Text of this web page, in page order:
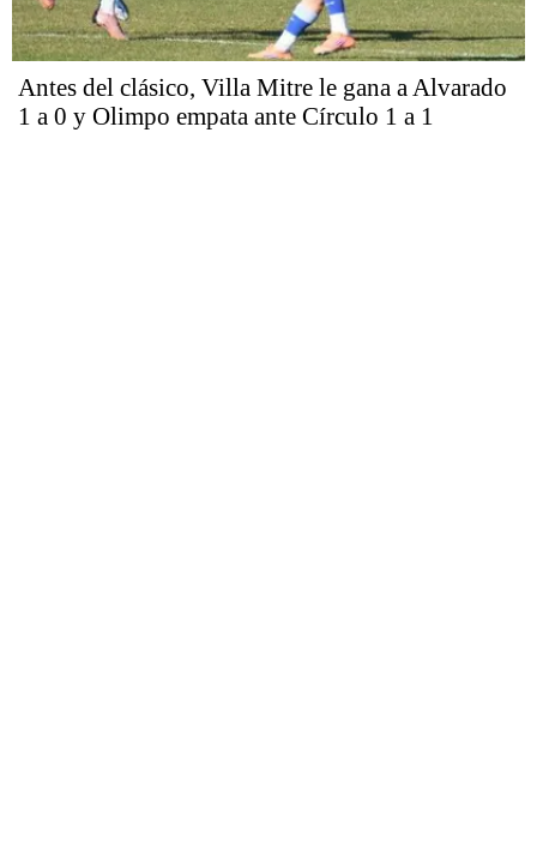
Antes del clásico, Villa Mitre le gana a Alvarado
1 a 0 y Olimpo empata ante Círculo 1 a 1